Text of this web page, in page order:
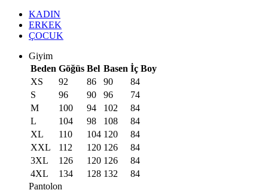
KADIN
ERKEK
ÇOCUK
Giyim
Beden Göğüs Bel Basen İç Boy
XS
92 86 90
84
S
96 90 96
74
M
100 94 102
84
L
104 98 108
84
XL
110 104 120
84
XXL
112 120 126
84
3XL
126 120 126
84
4XL
134 128 132
84
Pantolon